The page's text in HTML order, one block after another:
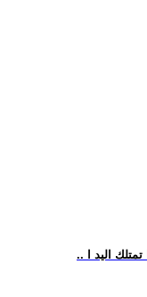
اليد ا